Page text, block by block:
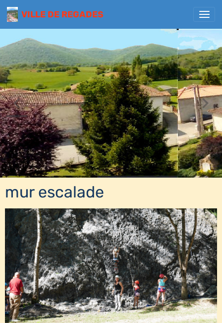
VILLE DE REGADES
mur escalade